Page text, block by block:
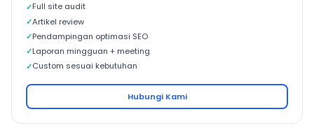
Full site audit
Artikel review
Pendampingan optimasi SEO
Laporan mingguan + meeting
Custom sesuai kebutuhan
Hubungi Kami